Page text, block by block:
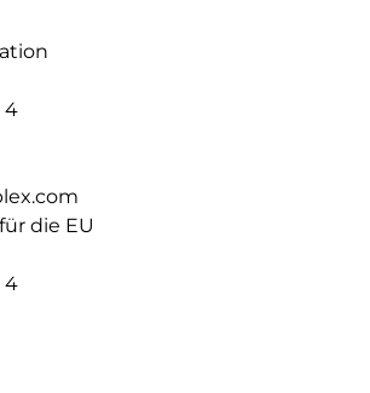
unserer Produktion In Straubing
die Kontur des Smartphone Displays
Germany. Die uneingeschränkte
und Hüllenkompatibilität sind
wird bis auf 5/100 mm genau auf
gefertigt und passt somit perfekt
Außerdem ist die Schutzfolie ultradünn.
handelsüblichen Handyhüllen mit der
benutzen. Durch einen
aus DISPLEX Smart Glass und Ihrer
Smartphone rundum optimal geschützt.
4
die EU
4